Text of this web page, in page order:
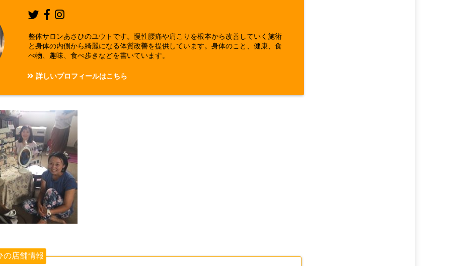
整体サロンあさひのユウトです。慢性腰痛や肩こりを根本から改善していく施術
と身体の内側から綺麗になる体質改善を提供しています。身体のこと、健康、食
べ物、趣味、食べ歩きなどを書いています。
詳しいプロフィールはこちら
の店舗情報